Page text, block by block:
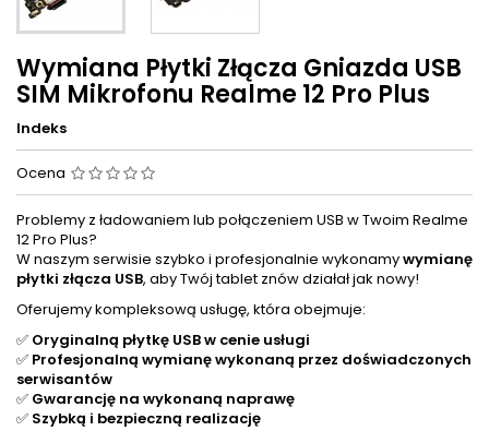
Wymiana Płytki Złącza Gniazda USB
SIM Mikrofonu Realme 12 Pro Plus
Indeks
Ocena
Problemy z ładowaniem lub połączeniem USB w Twoim Realme
12 Pro Plus?
W naszym serwisie szybko i profesjonalnie wykonamywymianę
płytki złącza USB, aby Twój tablet znów działał jak nowy!
Oferujemy kompleksową usługę, która obejmuje:
✅ Oryginalną płytkę USB w cenie usługi
✅ Profesjonalną wymianę wykonaną przez doświadczonych
serwisantów
✅ Gwarancję na wykonaną naprawę
✅ Szybką i bezpieczną realizację